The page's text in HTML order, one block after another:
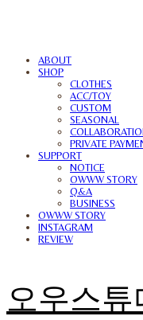
ABOUT
SHOP
CLOTHES
ACC/TOY
CUSTOM
SEASONAL
PRIVATE
SUPPORT
NOTICE
OWWW STORY
Q&A
BUSINESS
OWWW STORY
INSTAGRAM
REVIEW
오우스튜